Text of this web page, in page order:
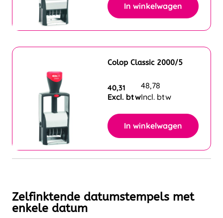
In winkelwagen
Colop Classic 2000/5
40,31
Excl. btw
48,78
Incl. btw
In winkelwagen
Zelfinktende datumstempels met
enkele datum